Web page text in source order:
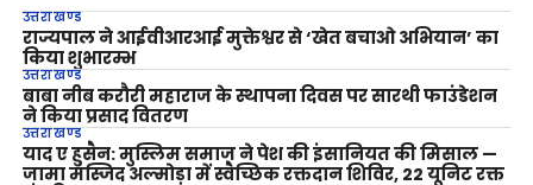
उत्तराखण्ड
राज्यपाल ने आईवीआरआई मुक्तेश्वर से ‘खेत बचाओ अभियान’ का
किया शुभारम्भ
उत्तराखण्ड
बाबा नीब करौरी महाराज के स्थापना दिवस पर सारथी फाउंडेशन
ने किया प्रसाद वितरण
उत्तराखण्ड
याद ए हुसैन: मुस्लिम समाज ने पेश की इंसानियत की मिसाल —
जामा मस्जिद अल्मोड़ा में स्वैच्छिक रक्तदान शिविर, 22 यूनिट रक्त